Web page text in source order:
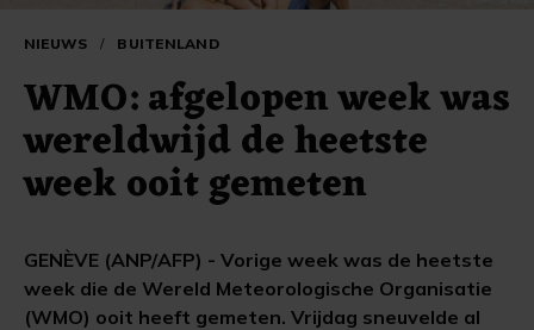
NIEUWS / BUITENLAND
WMO: afgelopen week was
wereldwijd de heetste
week ooit gemeten
GENÈVE (ANP/AFP) - Vorige week was de heetste
week die de Wereld Meteorologische Organisatie
(WMO) ooit heeft gemeten. Vrijdag sneuvelde al